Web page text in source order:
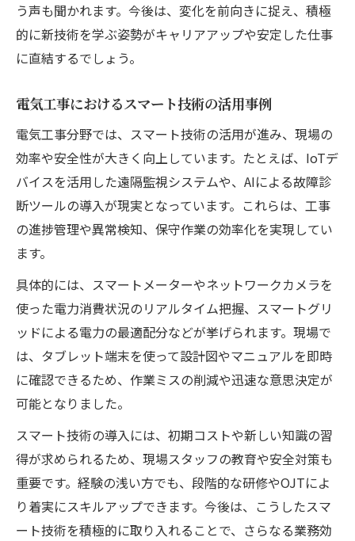
う声も聞かれます。今後は、変化を前向きに捉え、積極
的に新技術を学ぶ姿勢がキャリアアップや安定した仕事
に直結するでしょう。
電気工事におけるスマート技術の活用事例
電気工事分野では、スマート技術の活用が進み、現場の
効率や安全性が大きく向上しています。たとえば、IoTデ
バイスを活用した遠隔監視システムや、AIによる故障診
断ツールの導入が現実となっています。これらは、工事
の進捗管理や異常検知、保守作業の効率化を実現してい
ます。
具体的には、スマートメーターやネットワークカメラを
使った電力消費状況のリアルタイム把握、スマートグリ
ッドによる電力の最適配分などが挙げられます。現場で
は、タブレット端末を使って設計図やマニュアルを即時
に確認できるため、作業ミスの削減や迅速な意思決定が
可能となりました。
スマート技術の導入には、初期コストや新しい知識の習
得が求められるため、現場スタッフの教育や安全対策も
重要です。経験の浅い方でも、段階的な研修やOJTによ
り着実にスキルアップできます。今後は、こうしたスマ
ート技術を積極的に取り入れることで、さらなる業務効